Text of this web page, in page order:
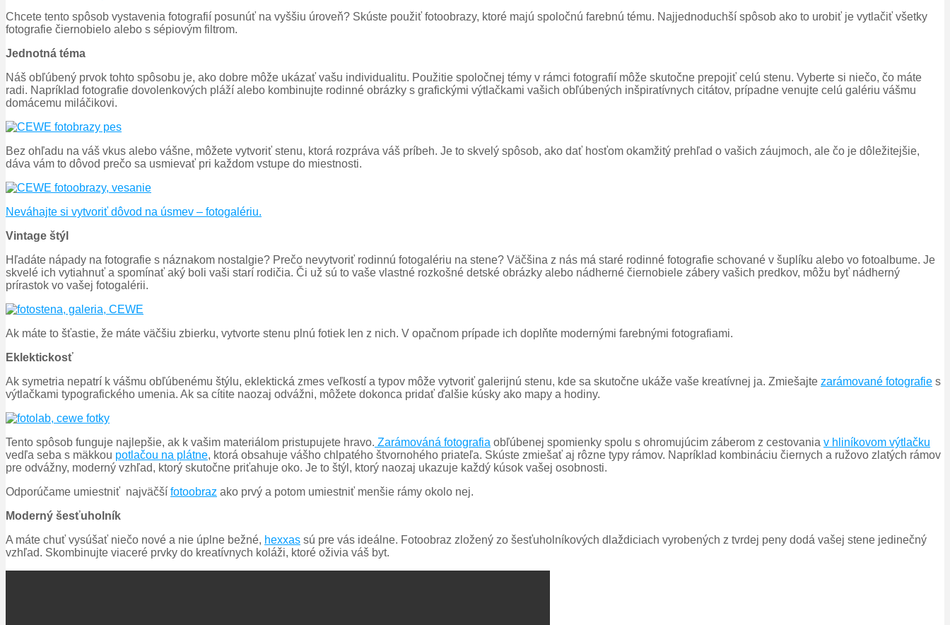
Chcete tento spôsob vystavenia fotografií posunúť na vyššiu úroveň? Skúste použiť fotoobrazy, ktoré majú spoločnú farebnú tému. Najjednoduchší spôsob ako to urobiť je vytlačiť všetky
fotografie čiernobielo alebo s sépiovým filtrom.
Jednotná téma
Náš obľúbený prvok tohto spôsobu je, ako dobre môže ukázať vašu individualitu. Použitie spoločnej témy v rámci fotografií môže skutočne prepojiť celú stenu. Vyberte si niečo, čo máte
radi. Napríklad fotografie dovolenkových pláží alebo kombinujte rodinné obrázky s grafickými výtlačkami vašich obľúbených inšpiratívnych citátov, prípadne venujte celú galériu vášmu
domácemu miláčikovi.
Bez ohľadu na váš vkus alebo vášne, môžete vytvoriť stenu, ktorá rozpráva váš príbeh. Je to skvelý spôsob, ako dať hosťom okamžitý prehľad o vašich záujmoch, ale čo je dôležitejšie,
dáva vám to dôvod prečo sa usmievať pri každom vstupe do miestnosti.
Neváhajte si vytvoriť dôvod na úsmev – fotogalériu.
Vintage štýl
Hľadáte nápady na fotografie s náznakom nostalgie? Prečo nevytvoriť rodinnú fotogalériu na stene? Väčšina z nás má staré rodinné fotografie schované v šuplíku alebo vo fotoalbume. Je
skvelé ich vytiahnuť a spomínať aký boli vaši starí rodičia. Či už sú to vaše vlastné rozkošné detské obrázky alebo nádherné čiernobiele zábery vašich predkov, môžu byť nádherný
prírastok vo vašej fotogalérii.
Ak máte to šťastie, že máte väčšiu zbierku, vytvorte stenu plnú fotiek len z nich. V opačnom prípade ich doplňte modernými farebnými fotografiami.
Eklektickosť
Ak symetria nepatrí k vášmu obľúbenému štýlu, eklektická zmes veľkostí a typov môže vytvoriť galerijnú stenu, kde sa skutočne ukáže vaše kreatívnej ja. Zmiešajte zarámované fotografie s
výtlačkami typografického umenia. Ak sa cítite naozaj odvážni, môžete dokonca pridať ďalšie kúsky ako mapy a hodiny.
Tento spôsob funguje najlepšie, ak k vašim materiálom pristupujete hravo. Zarámováná fotografia obľúbenej spomienky spolu s ohromujúcim záberom z cestovania v hliníkovom výtlačku
vedľa seba s mäkkou potlačou na plátne, ktorá obsahuje vášho chlpatého štvornohého priateľa. Skúste zmiešať aj rôzne typy rámov. Napríklad kombináciu čiernych a ružovo zlatých rámov
pre odvážny, moderný vzhľad, ktorý skutočne priťahuje oko. Je to štýl, ktorý naozaj ukazuje každý kúsok vašej osobnosti.
Odporúčame umiestniť najväčší fotoobraz ako prvý a potom umiestniť menšie rámy okolo nej.
Moderný šesťuholník
A máte chuť vysúšať niečo nové a nie úplne bežné, hexxas sú pre vás ideálne. Fotoobraz zložený zo šesťuholníkových dlaždiciach vyrobených z tvrdej peny dodá vašej stene jedinečný
vzhľad. Skombinujte viaceré prvky do kreatívnych koláži, ktoré oživia váš byt.